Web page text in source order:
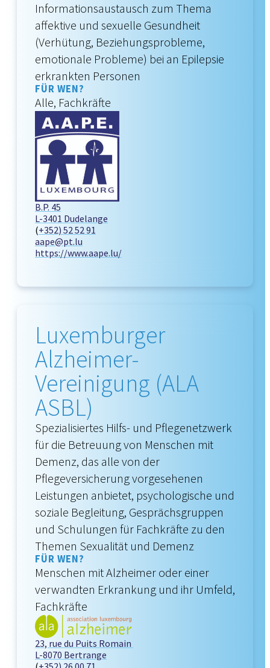
Informationsaustausch zum Thema
affektive und sexuelle Gesundheit
(Verhütung, Beziehungsprobleme,
emotionale Probleme) bei an Epilepsie
erkrankten Personen
FÜR WEN?
Alle, Fachkräfte
B.P. 45
L-3401 Dudelange
(+352) 52 52 91
aape@pt.lu
https://www.aape.lu/
Luxemburger
Alzheimer-
Vereinigung (ALA
ASBL)
Spezialisiertes Hilfs- und Pflegenetzwerk
für die Betreuung von Menschen mit
Demenz, das alle von der
Pflegeversicherung vorgesehenen
Leistungen anbietet, psychologische und
soziale Begleitung, Gesprächsgruppen
und Schulungen für Fachkräfte zu den
Themen Sexualität und Demenz
FÜR WEN?
Menschen mit Alzheimer oder einer
verwandten Erkrankung und ihr Umfeld,
Fachkräfte
23, rue du Puits Romain
L-8070 Bertrange